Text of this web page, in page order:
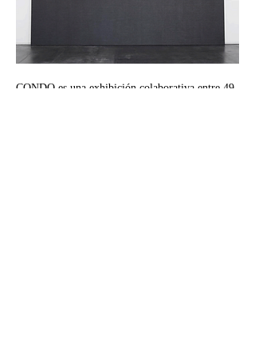
CONDO es una exhibición colaborativa entre 49